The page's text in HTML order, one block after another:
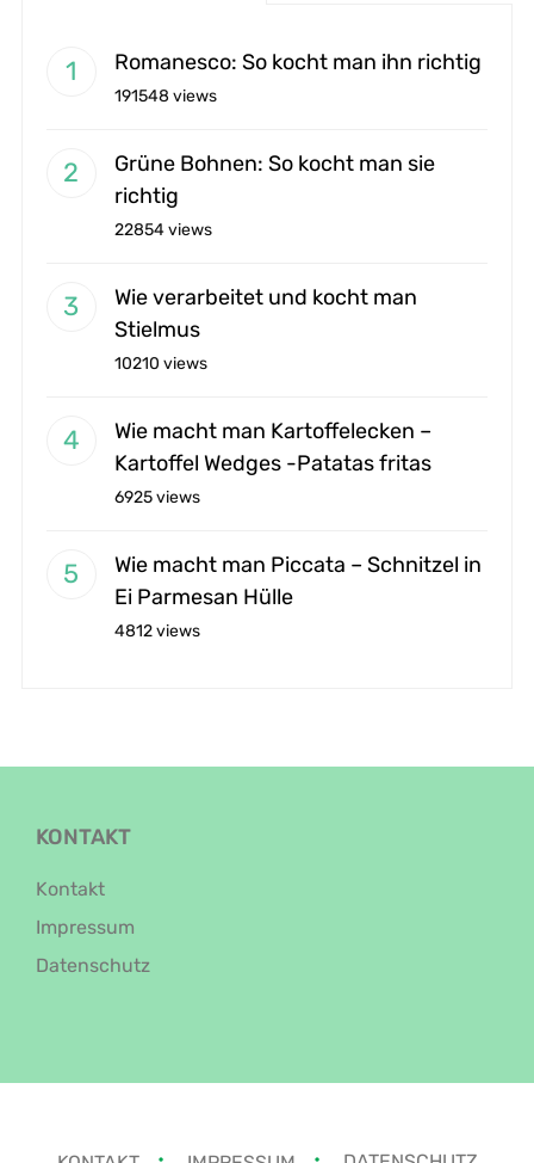
Romanesco: So kocht man ihn richtig
191548 views
Grüne Bohnen: So kocht man sie
richtig
22854 views
Wie verarbeitet und kocht man
Stielmus
10210 views
Wie macht man Kartoffelecken –
Kartoffel Wedges -Patatas fritas
6925 views
Wie macht man Piccata – Schnitzel in
Ei Parmesan Hülle
4812 views
KONTAKT
Kontakt
Impressum
Datenschutz